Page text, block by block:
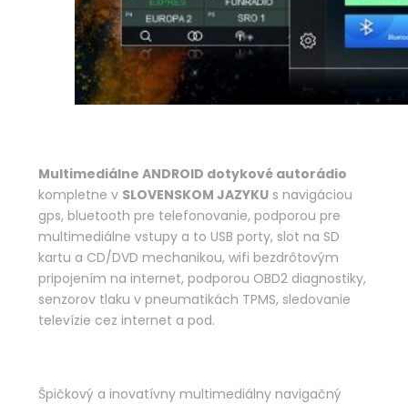
Multimediálne ANDROID dotykové autorádio
kompletne v SLOVENSKOM JAZYKU s navigáciou
gps, bluetooth pre telefonovanie, podporou pre
multimediálne vstupy a to USB porty, slot na SD
kartu a CD/DVD mechanikou, wifi bezdrôtovým
pripojením na internet, podporou OBD2 diagnostiky,
senzorov tlaku v pneumatikách TPMS, sledovanie
televízie cez internet a pod.
Špičkový a inovatívny multimediálny navigačný